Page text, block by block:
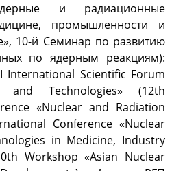
и радиационные
промышленности и
10-й Семинар по развитию
по ядерным реакциям):
International Scientific Forum
and Technologies» (12th
«Nuclear and Radiation
Conference «Nuclear
in Medicine, Industry
Workshop «Asian Nuclear